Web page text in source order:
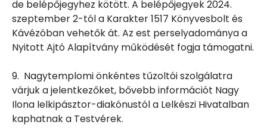
de belépőjegyhez kötött. A belépőjegyek 2024.
szeptember 2-tól a Karakter 1517 Könyvesbolt és
Kávézóban vehetők át. Az est perselyadománya a
Nyitott Ajtó Alapítvány működését fogja támogatni.
9. Nagytemplomi önkéntes tűzoltói szolgálatra
várjuk a jelentkezőket, bővebb információt Nagy
Ilona lelkipásztor-diakónustól a Lelkészi Hivatalban
kaphatnak a Testvérek.